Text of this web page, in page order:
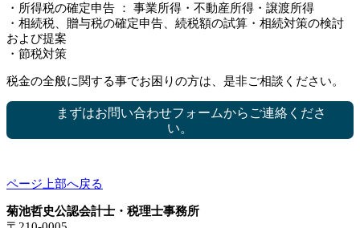
・所得税の確定申告 ： 事業所得・不動産所得・譲渡所得
・相続税、贈与税の確定申告、続税額の試算・相続対策の検討
および提案
・節税対策
税金の全般に関する事でお困りの方は、是非ご相談ください。
まずはお問い合わせフォームからご連絡くださ
い。
ページ上部へ戻る
菊池哲史公認会計士・税理士事務所